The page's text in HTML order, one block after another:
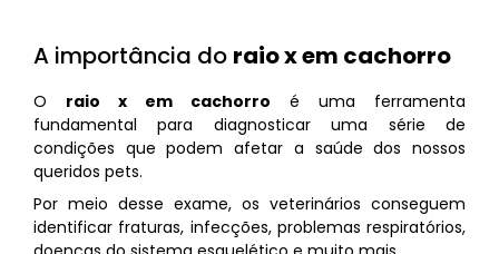
A importância do raio x em cachorro
O raio x em cachorro é uma ferramenta
fundamental para diagnosticar uma série de
condições que podem afetar a saúde dos nossos
queridos pets.
Por meio desse exame, os veterinários conseguem
identificar fraturas, infecções, problemas respiratórios,